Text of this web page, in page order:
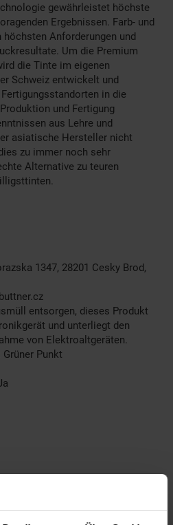
gewährleistet höchste
Ergebnissen. Farb- und
Anforderungen und
Um die Premium
die Tinte im eigenen
Schweiz entwickelt und
in die
und Fertigung
aus Lehre und
asiatische Hersteller nicht
zu immer noch sehr
Alternative zu teuren
1347, 28201 Cesky Brod,
entsorgen, dieses Produkt
und unterliegt den
von Elektroaltgeräten.
Punkt